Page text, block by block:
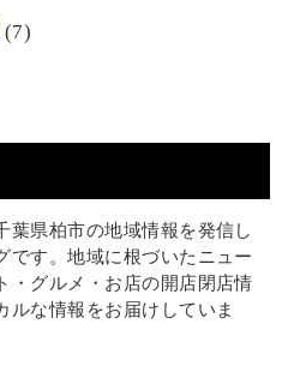
(7)
葉県柏市の地域情報を発信し
です。地域に根づいたニュー
・グルメ・お店の開店閉店情
ルな情報をお届けしていま